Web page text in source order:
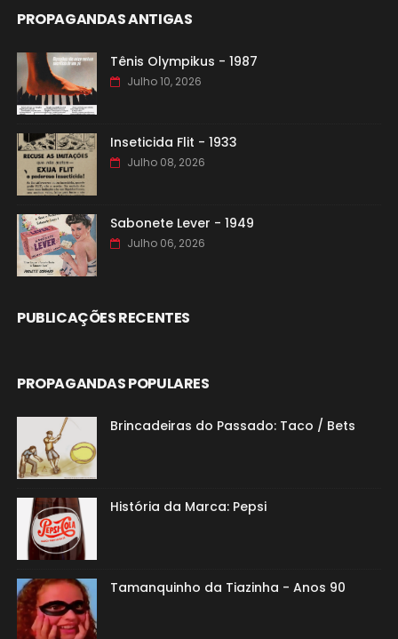
PROPAGANDAS ANTIGAS
Tênis Olympikus - 1987
Julho 10, 2026
Inseticida Flit - 1933
Julho 08, 2026
Sabonete Lever - 1949
Julho 06, 2026
PUBLICAÇÕES RECENTES
PROPAGANDAS POPULARES
Brincadeiras do Passado: Taco / Bets
História da Marca: Pepsi
Tamanquinho da Tiazinha - Anos 90